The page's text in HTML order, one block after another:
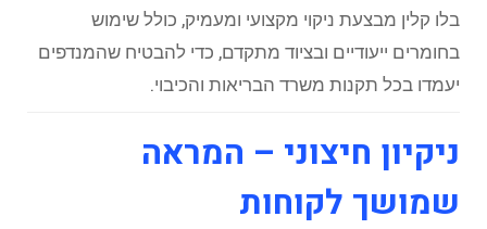
בלו קלין מבצעת ניקוי מקצועי ומעמיק, כולל שימוש
בחומרים ייעודיים ובציוד מתקדם, כדי להבטיח שהמנדפים
יעמדו בכל תקנות משרד הבריאות והכיבוי.
ניקיון חיצוני – המראה
שמושך לקוחות